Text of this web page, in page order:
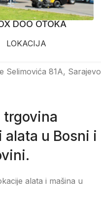
DOO OTOKA
LOKACIJA
Selimovića 81A, Sarajevo
trgovina
alata u Bosni i
alata i mašina u